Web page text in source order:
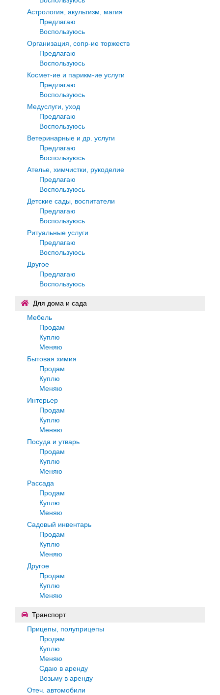
Астрология, акультизм, магия
Предлагаю
Воспользуюсь
Организация, сопр-ие торжеств
Предлагаю
Воспользуюсь
Космет-ие и парикм-ие услуги
Предлагаю
Воспользуюсь
Медуслуги, уход
Предлагаю
Воспользуюсь
Ветеринарные и др. услуги
Предлагаю
Воспользуюсь
Ателье, химчистки, рукоделие
Предлагаю
Воспользуюсь
Детские сады, воспитатели
Предлагаю
Воспользуюсь
Ритуальные услуги
Предлагаю
Воспользуюсь
Другое
Предлагаю
Воспользуюсь
Для дома и сада
Мебель
Продам
Куплю
Меняю
Бытовая химия
Продам
Куплю
Меняю
Интерьер
Продам
Куплю
Меняю
Посуда и утварь
Продам
Куплю
Меняю
Рассада
Продам
Куплю
Меняю
Садовый инвентарь
Продам
Куплю
Меняю
Другое
Продам
Куплю
Меняю
Транспорт
Прицепы, полуприцепы
Продам
Куплю
Меняю
Сдаю в аренду
Возьму в аренду
Отеч. автомобили